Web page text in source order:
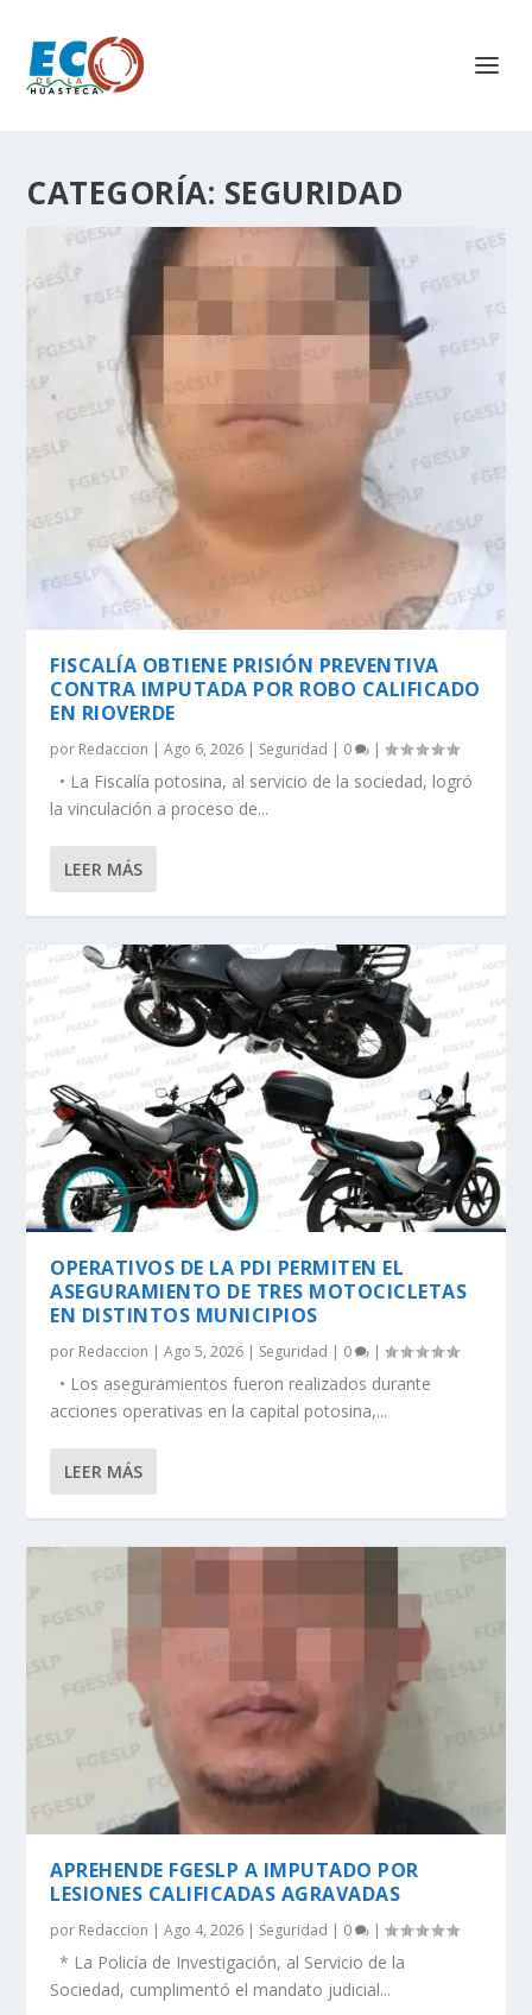
CATEGORÍA: SEGURIDAD
FISCALÍA OBTIENE PRISIÓN PREVENTIVA
CONTRA IMPUTADA POR ROBO CALIFICADO
EN RIOVERDE
por Redaccion |Ago 6, 2026 | Seguridad | 0 |
• La Fiscalía potosina, al servicio de la sociedad, logró
la vinculación a proceso de...
LEER MÁS
OPERATIVOS DE LA PDI PERMITEN EL
ASEGURAMIENTO DE TRES MOTOCICLETAS
EN DISTINTOS MUNICIPIOS
por Redaccion |Ago 5, 2026 | Seguridad | 0 |
• Los aseguramientos fueron realizados durante
acciones operativas en la capital potosina,...
LEER MÁS
APREHENDE FGESLP A IMPUTADO POR
LESIONES CALIFICADAS AGRAVADAS
por Redaccion |Ago 4, 2026 | Seguridad | 0 |
* La Policía de Investigación, al Servicio de la
Sociedad, cumplimentó el mandato judicial...